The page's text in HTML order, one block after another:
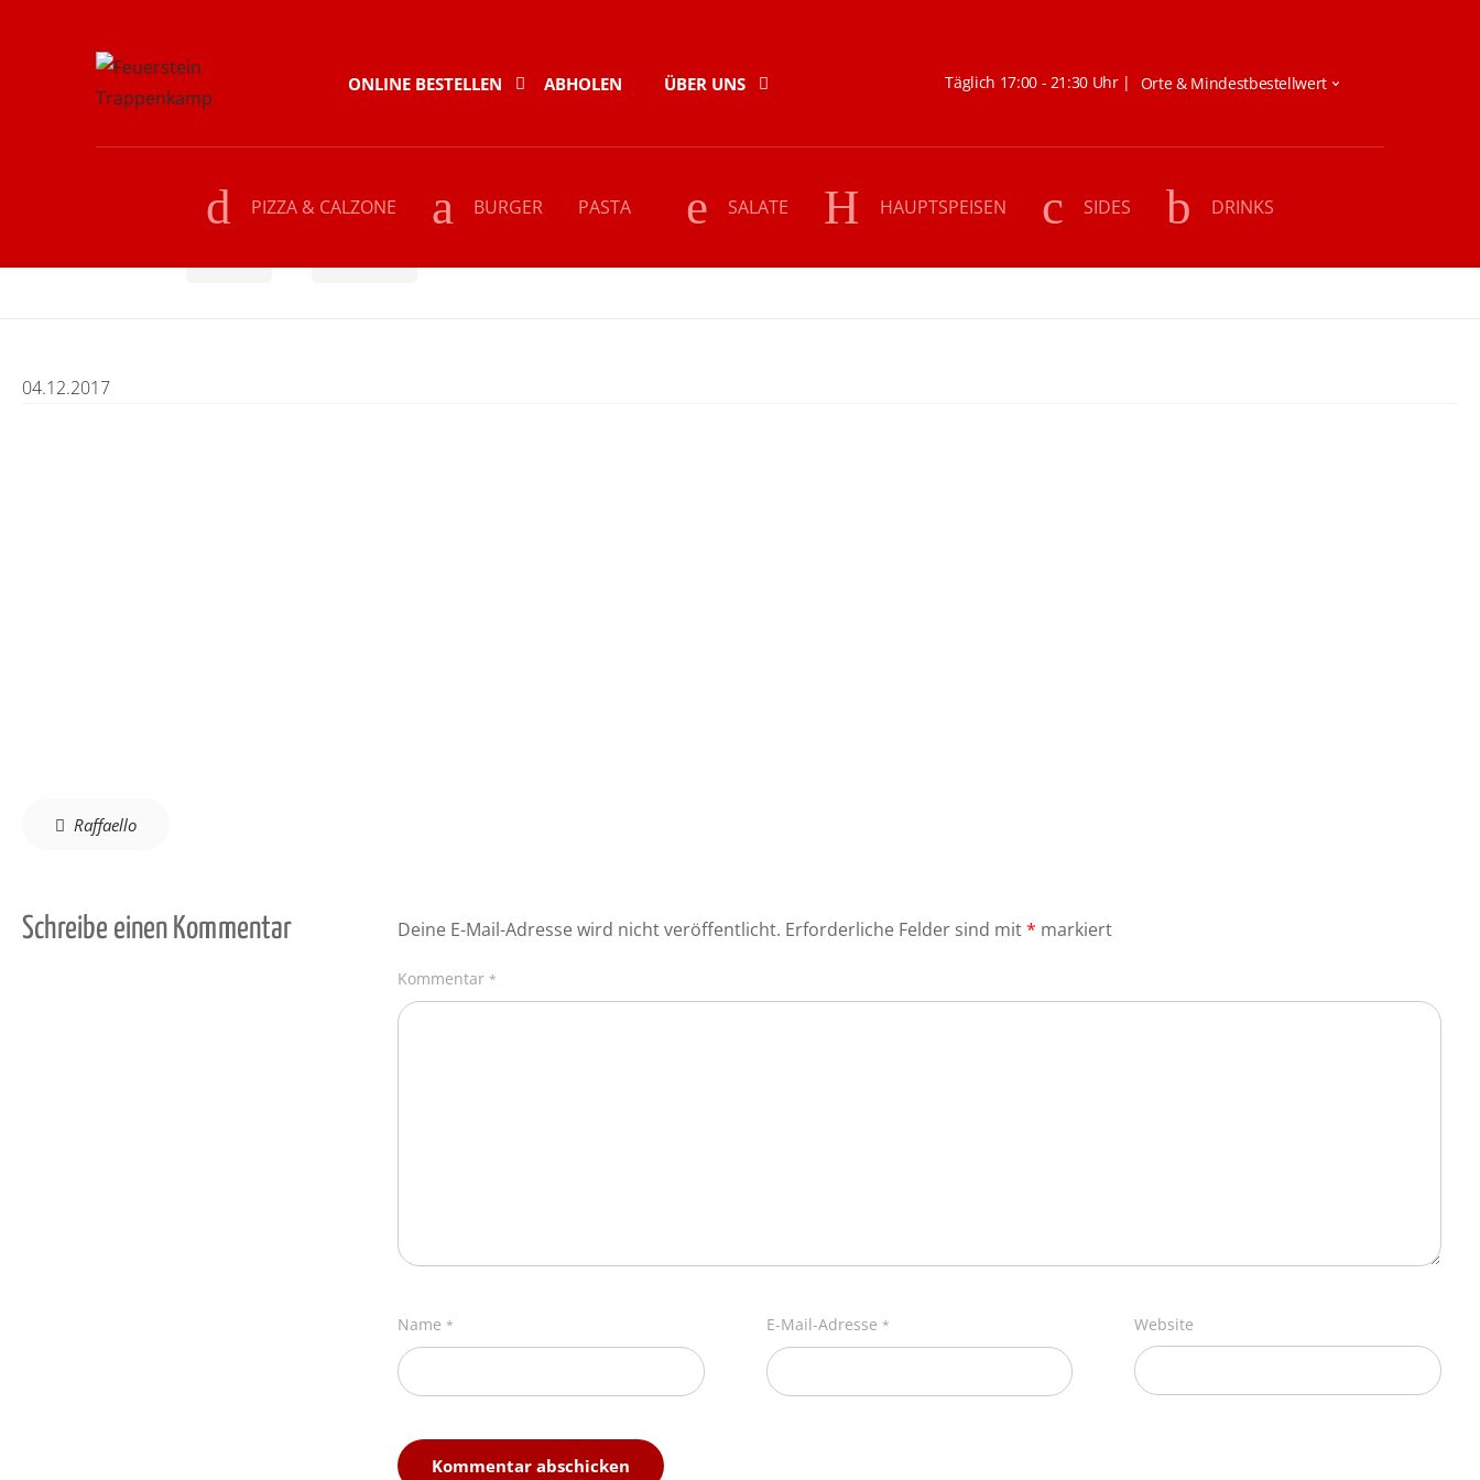
Skip
to
Skip
to
ONLINE BESTELLEN ABHOLEN ÜBER UNS Täglich 17:00 - 21:30 Uhr |
PIZZA & CALZONE BURGER PASTA SALATE HAUPTSPEISEN SIDES DRINKS
04.12.2017
Beitragsnavigation
Raffaello
Schreibe einen Kommentar Deine E-Mail-Adresse wird nicht veröffentlicht. Erforderliche Felder sind mit* markiert
Kommentar *
Name * E-Mail-Adresse * Website